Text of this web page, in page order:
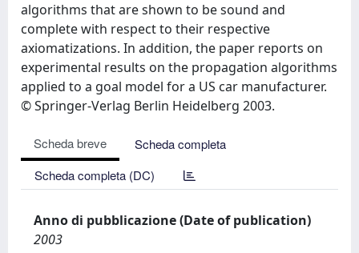
algorithms that are shown to be sound and
complete with respect to their respective
axiomatizations. In addition, the paper reports on
experimental results on the propagation algorithms
applied to a goal model for a US car manufacturer.
© Springer-Verlag Berlin Heidelberg 2003.
Scheda breve
Scheda completa
Scheda completa (DC)
Anno di pubblicazione (Date of publication)
2003